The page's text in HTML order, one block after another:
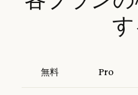
無料 Pro